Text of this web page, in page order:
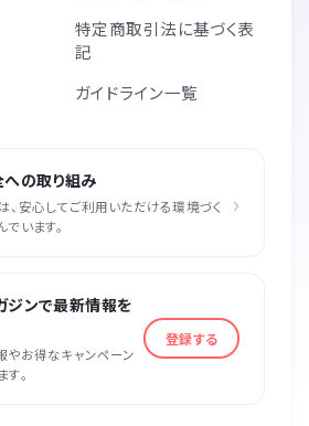
特定商取引法に基づく表
記
ガイドライン一覧
への取り組み
、安心してご利用いただける環境づく
います。
›
ジンで最新情報を
やお得なキャンペーン
。
登録する